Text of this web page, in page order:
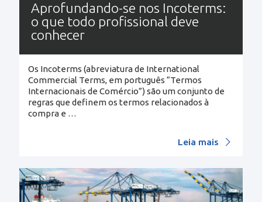
Aprofundando-se nos Incoterms:
o que todo profissional deve
conhecer
Os Incoterms (abreviatura de International
Commercial Terms, em português “Termos
Internacionais de Comércio”) são um conjunto de
regras que definem os termos relacionados à
compra e …
Leia mais